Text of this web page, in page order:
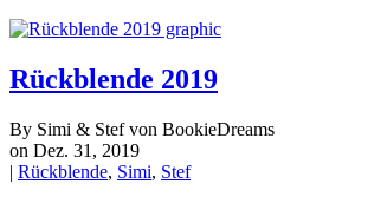
Rückblende 2019
By Simi & Stef von BookieDreams
on Dez. 31, 2019
| Rückblende, Simi, Stef